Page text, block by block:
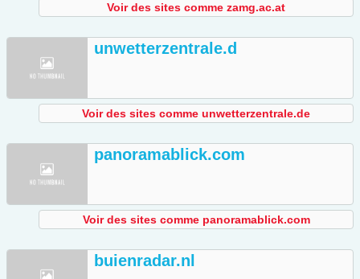
Voir des sites comme zamg.ac.at
unwetterzentrale.d
Voir des sites comme unwetterzentrale.de
panoramablick.com
Voir des sites comme panoramablick.com
buienradar.nl